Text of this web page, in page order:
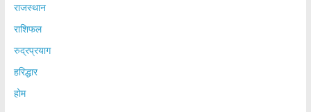
राजस्थान
राशिफल
रुद्रप्रयाग
हरिद्धार
होम